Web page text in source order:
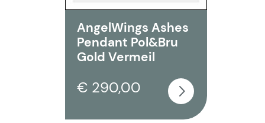
AngelWings Ashes
Pendant Pol&Bru
Gold Vermeil
€ 290,00